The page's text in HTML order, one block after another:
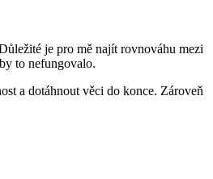
je pro mě najít rovnováhu mezi
to nefungovalo.
a dotáhnout věci do konce. Zároveň